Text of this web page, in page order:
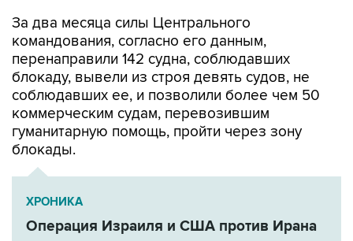
За два месяца силы Центрального
командования, согласно его данным,
перенаправили 142 судна, соблюдавших
блокаду, вывели из строя девять судов, не
соблюдавших ее, и позволили более чем 50
коммерческим судам, перевозившим
гуманитарную помощь, пройти через зону
блокады.
ХРОНИКА
Операция Израиля и США против Ирана